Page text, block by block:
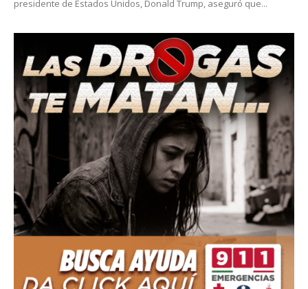
presidente de Estados Unidos, Donald Trump, aseguró que...